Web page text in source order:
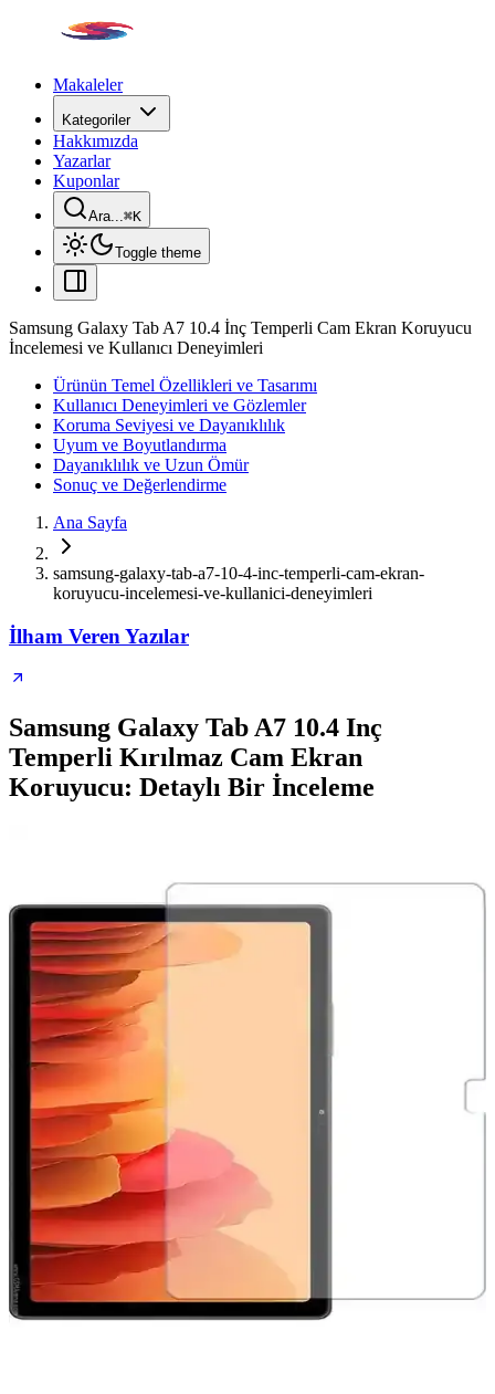
Makaleler
Kategoriler
Hakkımızda
Yazarlar
Kuponlar
Ara...⌘K
Toggle theme
Samsung Galaxy Tab A7 10.4 İnç Temperli Cam Ekran Koruyucu
İncelemesi ve Kullanıcı Deneyimleri
Ürünün Temel Özellikleri ve Tasarımı
Kullanıcı Deneyimleri ve Gözlemler
Koruma Seviyesi ve Dayanıklılık
Uyum ve Boyutlandırma
Dayanıklılık ve Uzun Ömür
Sonuç ve Değerlendirme
Ana Sayfa
samsung-galaxy-tab-a7-10-4-inc-temperli-cam-ekran-
koruyucu-incelemesi-ve-kullanici-deneyimleri
İlham Veren Yazılar
Samsung Galaxy Tab A7 10.4 Inç
Temperli Kırılmaz Cam Ekran
Koruyucu: Detaylı Bir İnceleme